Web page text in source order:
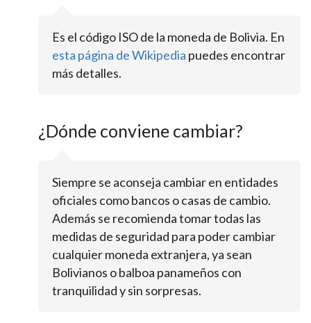
Es el código ISO de la moneda de Bolivia. En
esta página de Wikipedia puedes encontrar
más detalles.
¿Dónde conviene cambiar?
Siempre se aconseja cambiar en entidades
oficiales como bancos o casas de cambio.
Además se recomienda tomar todas las
medidas de seguridad para poder cambiar
cualquier moneda extranjera, ya sean
Bolivianos o balboa panameños con
tranquilidad y sin sorpresas.